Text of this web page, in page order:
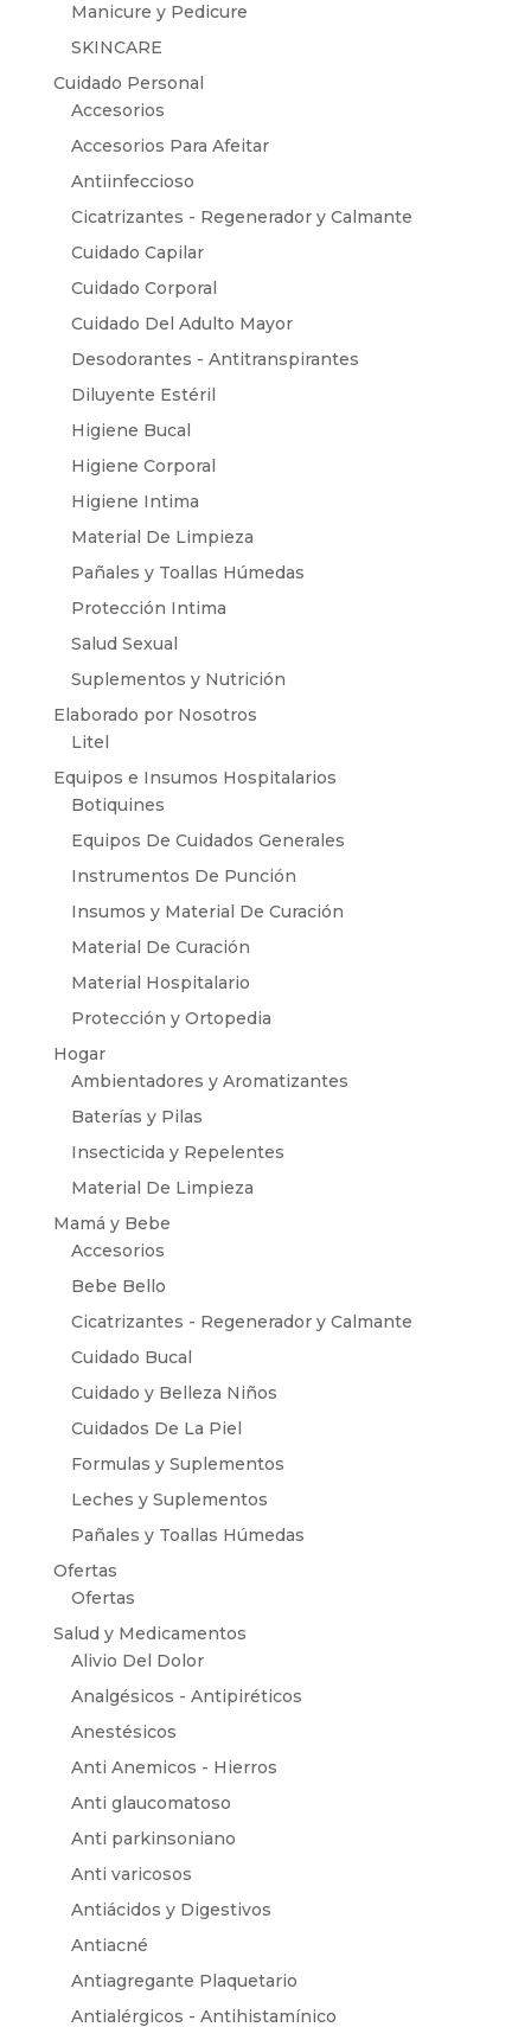
Manicure y Pedicure
SKINCARE
Cuidado Personal
Accesorios
Accesorios Para Afeitar
Antiinfeccioso
Cicatrizantes - Regenerador y Calmante
Cuidado Capilar
Cuidado Corporal
Cuidado Del Adulto Mayor
Desodorantes - Antitranspirantes
Diluyente Estéril
Higiene Bucal
Higiene Corporal
Higiene Intima
Material De Limpieza
Pañales y Toallas Húmedas
Protección Intima
Salud Sexual
Suplementos y Nutrición
Elaborado por Nosotros
Litel
Equipos e Insumos Hospitalarios
Botiquines
Equipos De Cuidados Generales
Instrumentos De Punción
Insumos y Material De Curación
Material De Curación
Material Hospitalario
Protección y Ortopedia
Hogar
Ambientadores y Aromatizantes
Baterías y Pilas
Insecticida y Repelentes
Material De Limpieza
Mamá y Bebe
Accesorios
Bebe Bello
Cicatrizantes - Regenerador y Calmante
Cuidado Bucal
Cuidado y Belleza Niños
Cuidados De La Piel
Formulas y Suplementos
Leches y Suplementos
Pañales y Toallas Húmedas
Ofertas
Ofertas
Salud y Medicamentos
Alivio Del Dolor
Analgésicos - Antipiréticos
Anestésicos
Anti Anemicos - Hierros
Anti glaucomatoso
Anti parkinsoniano
Anti varicosos
Antiácidos y Digestivos
Antiacné
Antiagregante Plaquetario
Antialérgicos - Antihistamínico